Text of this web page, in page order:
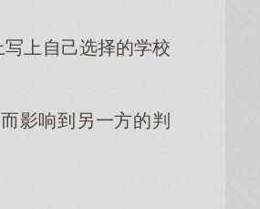
上自己选择的学校
影响到另一方的判